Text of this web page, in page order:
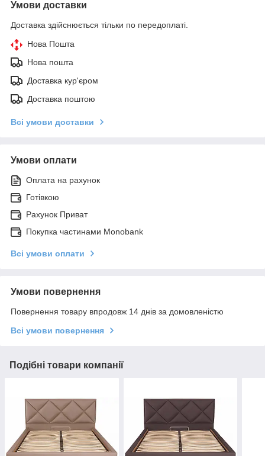
Умови доставки
Доставка здійснюється тільки по передоплаті.
Нова Пошта
Нова пошта
Доставка кур'єром
Доставка поштою
Всі умови доставки
Умови оплати
Оплата на рахунок
Готівкою
Рахунок Приват
Покупка частинами Monobank
Всі умови оплати
Умови повернення
Повернення товару впродовж 14 днів за домовленістю
Всі умови повернення
Подібні товари компанії